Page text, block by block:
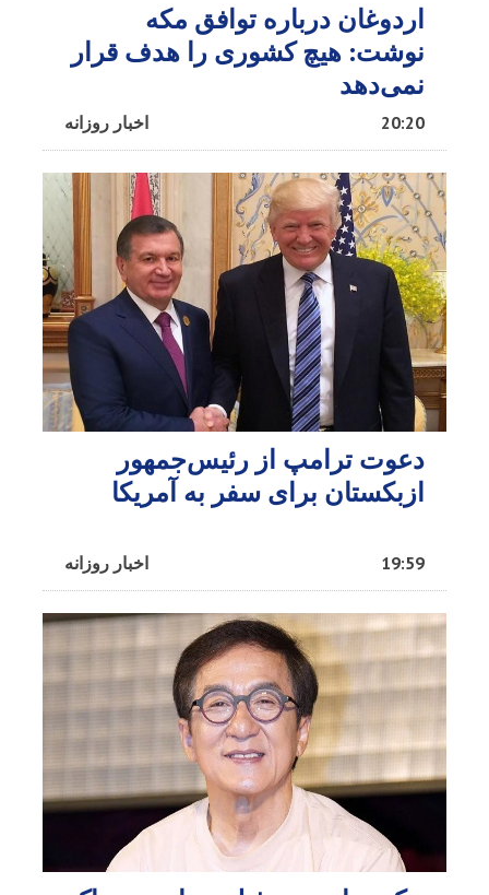
اردوغان درباره توافق مکه
نوشت: هیچ کشوری را هدف قرار
نمی‌دهد
اخبار روزانه 20:20
دعوت ترامپ از رئیس‌جمهور
ازبکستان برای سفر به آمریکا
اخبار روزانه 19:59